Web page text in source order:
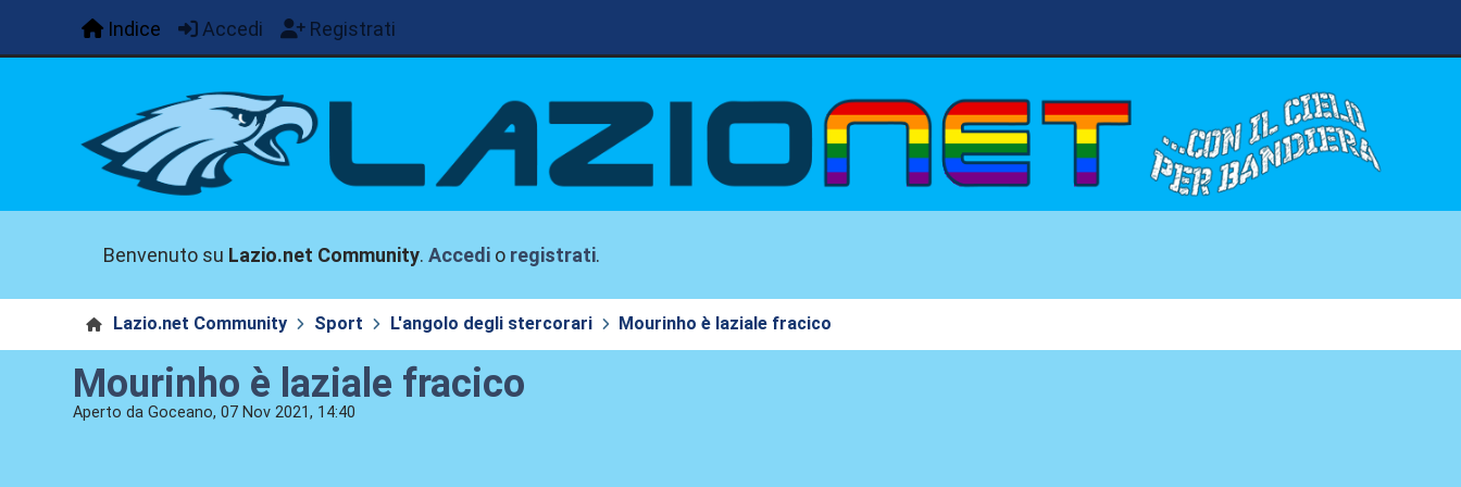
Indice Accedi Registrati
Benvenuto su Lazio.net Community.Accedi o registrati.
Lazio.net Community Sport L'angolo degli stercorari Mourinho è laziale fracico
Mourinho è laziale fracico
Aperto da Goceano, 07 Nov 2021, 14:40